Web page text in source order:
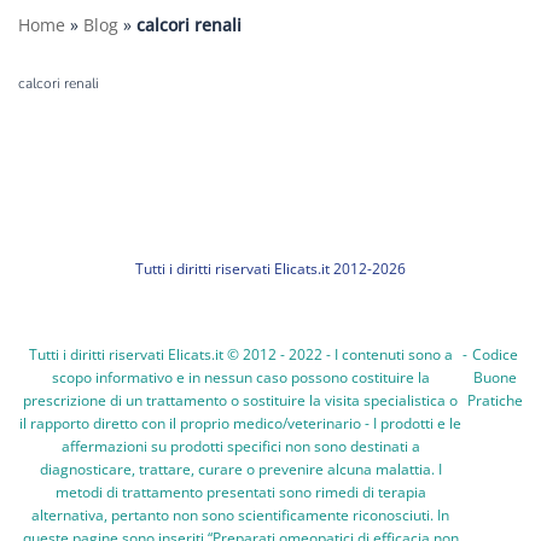
Home » Blog » calcori renali
calcori renali
Tutti i diritti riservati Elicats.it 2012-2026
Tutti i diritti riservati Elicats.it © 2012 - 2022 - I contenuti sono a
scopo informativo e in nessun caso possono costituire la
prescrizione di un trattamento o sostituire la visita specialistica o
il rapporto diretto con il proprio medico/veterinario - I prodotti e le
affermazioni su prodotti specifici non sono destinati a
diagnosticare, trattare, curare o prevenire alcuna malattia. I
metodi di trattamento presentati sono rimedi di terapia
alternativa, pertanto non sono scientificamente riconosciuti. In
- Codice
Buone
Pratiche